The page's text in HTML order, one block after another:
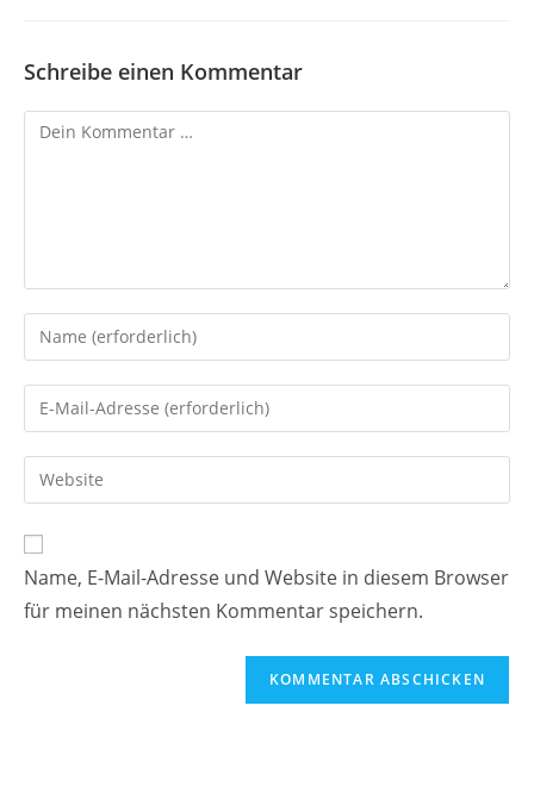
Schreibe einen Kommentar
Kommentar
Gib
deinen
Namen
oder
zum
Kommentieren
ein
Gib
deine
E-
Mail-
Kommentieren
ein
Gib
deine
URL
ein
(optional)
Name, E-Mail-Adresse und Website in diesem Browser
für meinen nächsten Kommentar speichern.